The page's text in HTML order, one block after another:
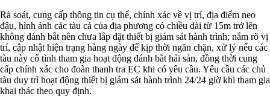
Rà soát, cung cấp thông tin cụ thể, chính xác về vị trí, địa điểm neo
đậu, hình ảnh các tàu cá của địa phương có chiều dài từ 15m trở lên
không đánh bắt nên chưa lắp đặt thiết bị giám sát hành trình; nắm rõ vị
trí, cập nhật hiện trạng hàng ngày để kịp thời ngăn chặn, xử lý nếu các
tàu này cố tình tham gia hoạt động đánh bắt hải sản, đồng thời cung
cấp chính xác cho đoàn thanh tra EC khi có yêu cầu. Yêu cầu các chủ
tàu duy trì hoạt động thiết bị giám sát hành trình 24/24 giờ khi tham gia
khai thác theo quy định.